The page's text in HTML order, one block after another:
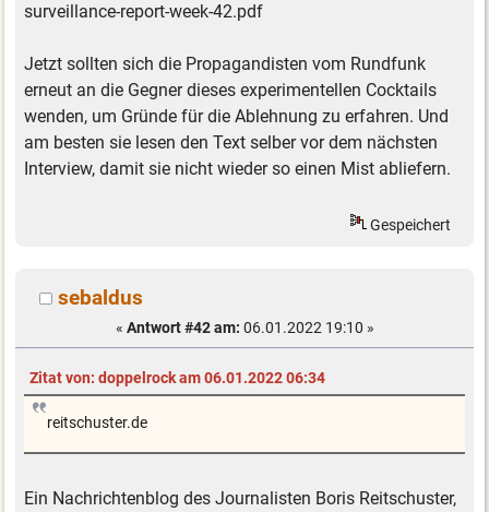
surveillance-report-week-42.pdf
Jetzt sollten sich die Propagandisten vom Rundfunk
erneut an die Gegner dieses experimentellen Cocktails
wenden, um Gründe für die Ablehnung zu erfahren. Und
am besten sie lesen den Text selber vor dem nächsten
Interview, damit sie nicht wieder so einen Mist abliefern.
Gespeichert
sebaldus
« Antwort #42 am: 06.01.2022 19:10 »
Zitat von: doppelrock am 06.01.2022 06:34
reitschuster.de
Ein Nachrichtenblog des Journalisten Boris Reitschuster,